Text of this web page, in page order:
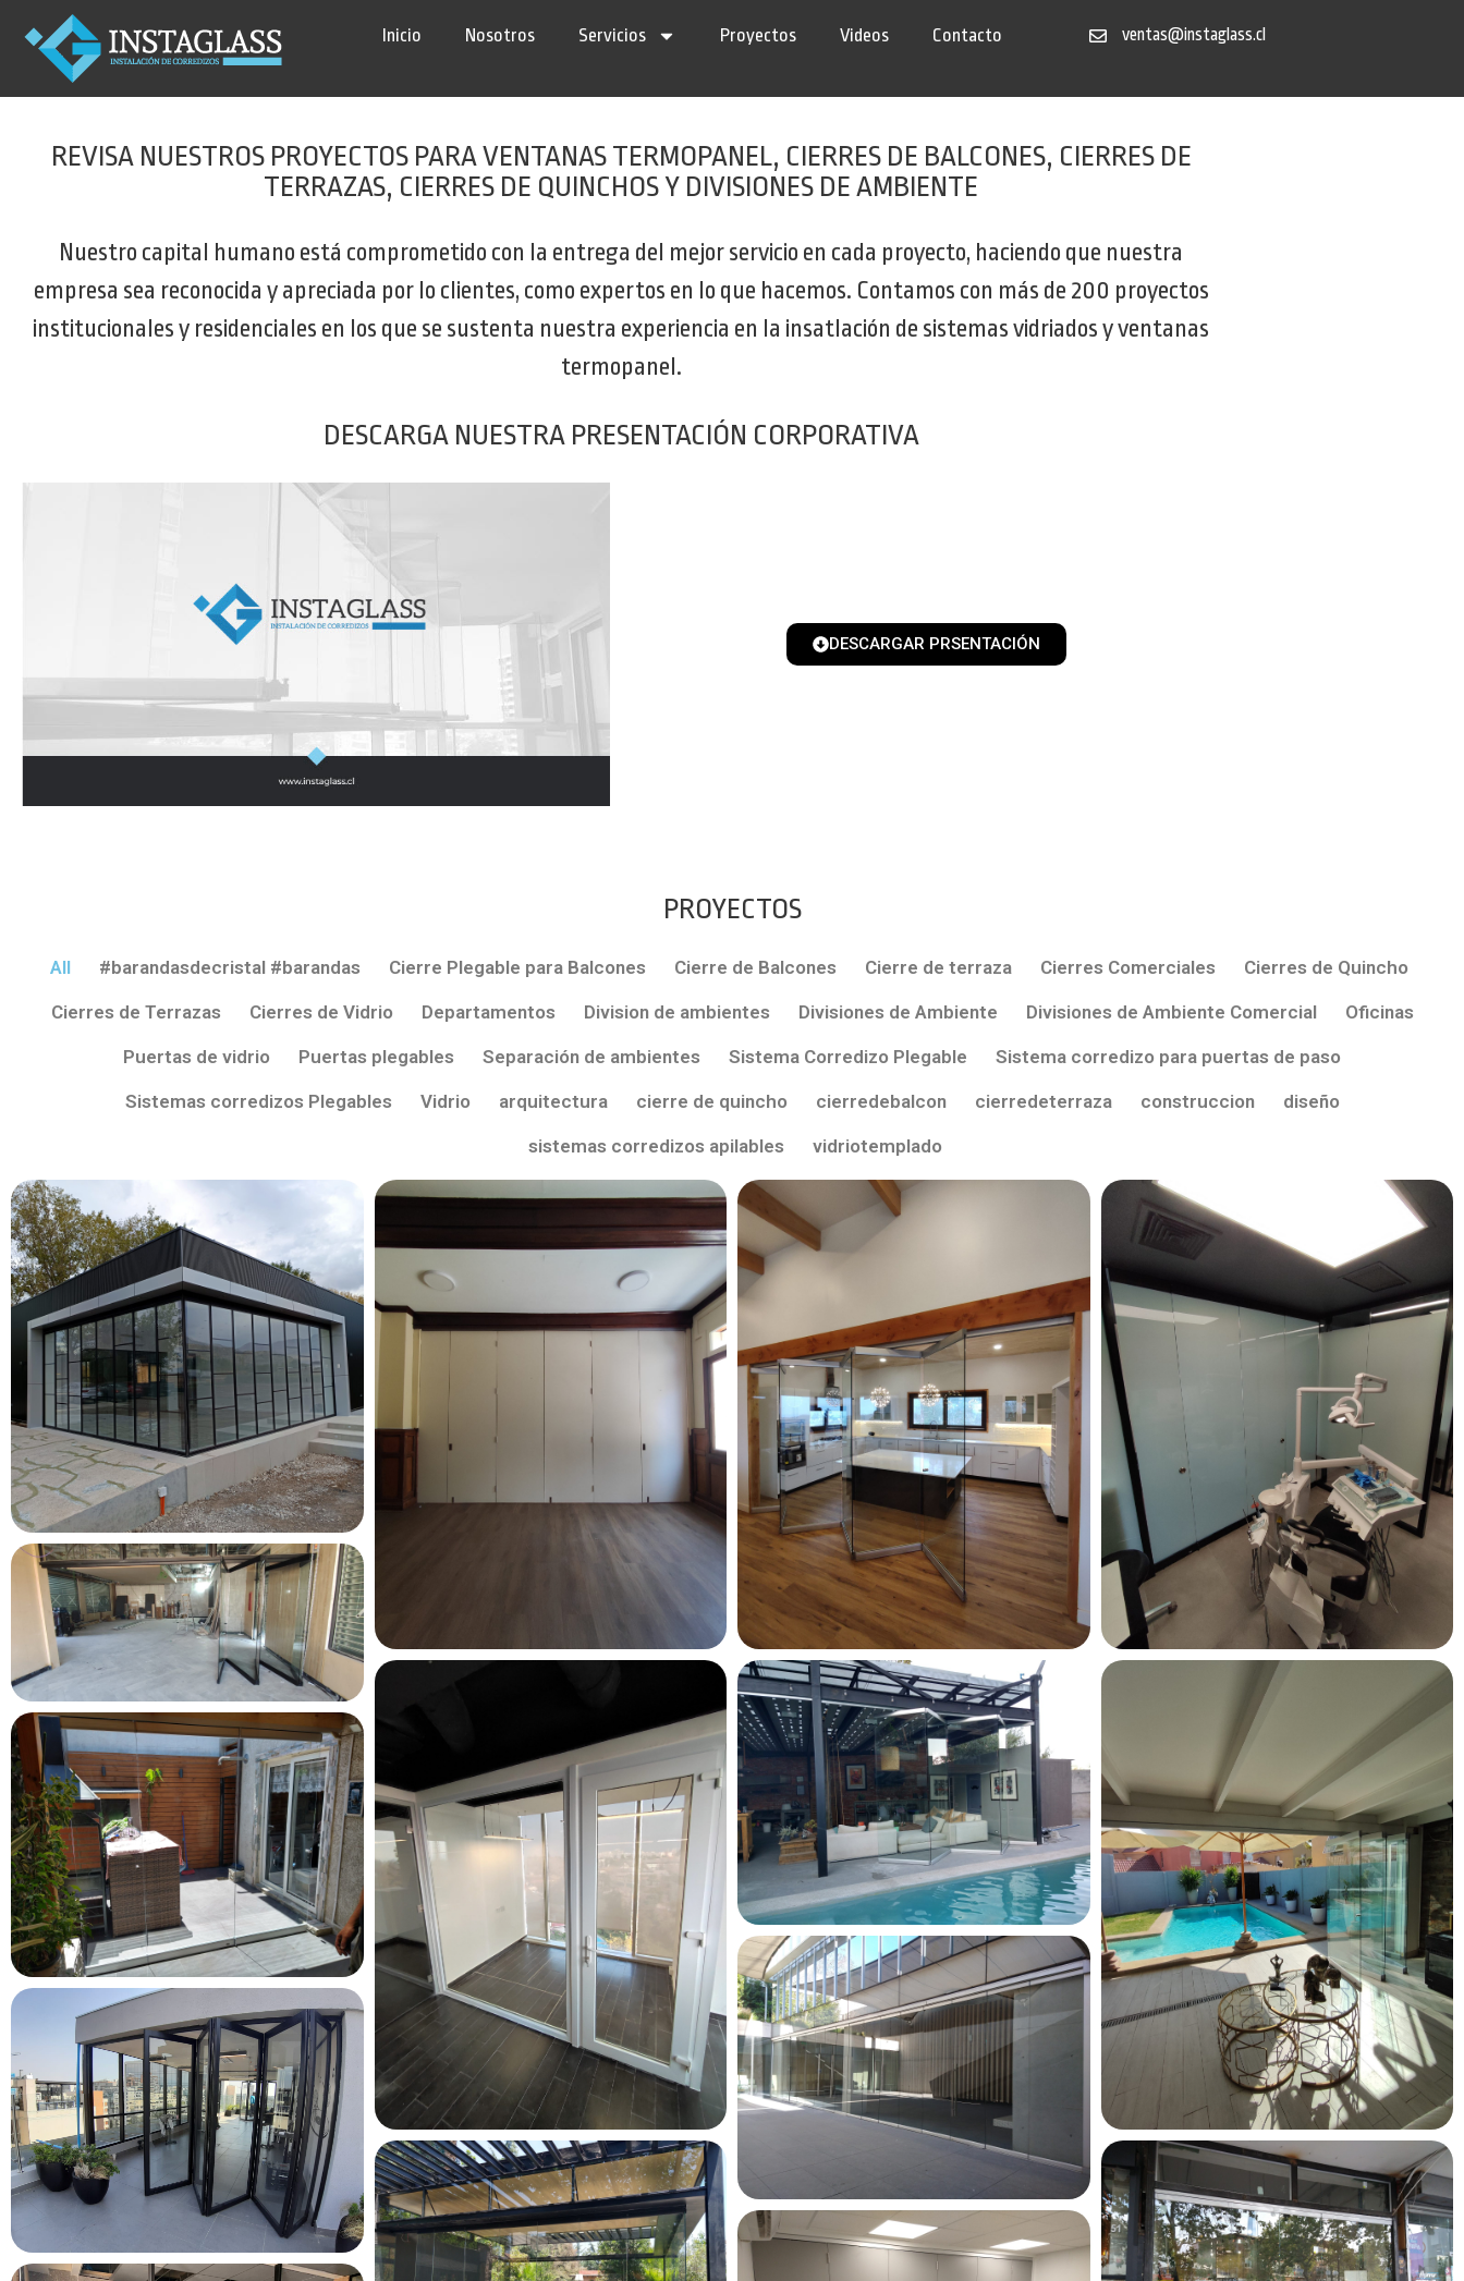
Inicio Nosotros Servicios Proyectos Videos Contacto ventas@instaglass.cl
REVISA NUESTROS PROYECTOS PARA VENTANAS TERMOPANEL, CIERRES DE BALCONES, CIERRES DE
TERRAZAS, CIERRES DE QUINCHOS Y DIVISIONES DE AMBIENTE
Nuestro capital humano está comprometido con la entrega del mejor servicio en cada proyecto, haciendo que nuestra
empresa sea reconocida y apreciada por lo clientes, como expertos en lo que hacemos. Contamos con más de 200 proyectos
institucionales y residenciales en los que se sustenta nuestra experiencia en la insatlación de sistemas vidriados y ventanas
termopanel.
DESCARGA NUESTRA PRESENTACIÓN CORPORATIVA
DESCARGAR PRSENTACIÓN
PROYECTOS
All #barandasdecristal #barandas Cierre Plegable para Balcones Cierre de Balcones Cierre de terraza Cierres Comerciales Cierres de Quincho
Cierres de Terrazas Cierres de Vidrio Departamentos Division de ambientes Divisiones de Ambiente Divisiones de Ambiente Comercial Oficinas
Puertas de vidrio Puertas plegables Separación de ambientes Sistema Corredizo Plegable Sistema corredizo para puertas de paso
Sistemas corredizos Plegables Vidrio arquitectura cierre de quincho cierredebalcon cierredeterraza construccion diseño
sistemas corredizos apilables vidriotemplado